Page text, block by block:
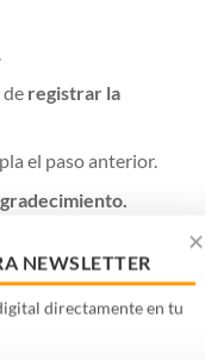
registrar la
el paso anterior.
de los «No
✕
NEWSLETTER
directamente en tu